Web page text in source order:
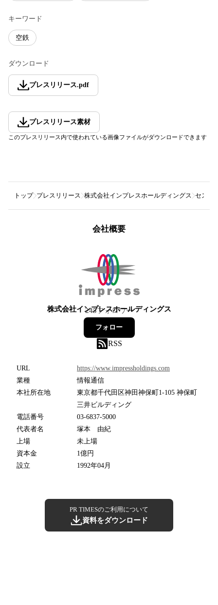
キーワード
空鉄
ダウンロード
プレスリリース.pdf
プレスリリース素材
このプレスリリース内で使われている画像ファイルがダウンロードできます
トップ プレスリリース 株式会社インプレスホールディングス セスナ
会社概要
株式会社インプレスホールディングス
245フォロワー
フォロー
RSS
URL
https://www.impressholdings.com
業種
情報通信
本社所在地
東京都千代田区神田神保町1-105 神保町
三井ビルディング
電話番号
03-6837-5000
代表者名
塚本 由紀
上場
未上場
資本金
1億円
設立
1992年04月
PR TIMESのご利用について
資料をダウンロード